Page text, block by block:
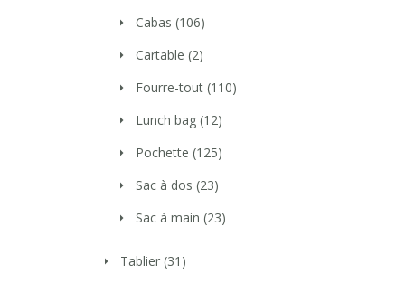
Cabas (106)
Cartable (2)
Fourre-tout (110)
Lunch bag (12)
Pochette (125)
Sac à dos (23)
Sac à main (23)
Tablier (31)